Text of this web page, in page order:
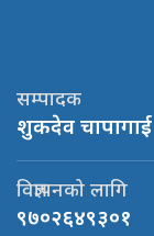
सम्पादक
शुकदेव चापागाई
विज्ञापनको लागि
९७०२६४९३०१